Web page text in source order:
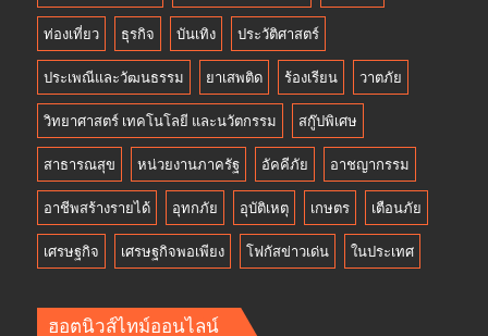
ท่องเที่ยว ธุรกิจ บันเทิง ประวัติศาสตร์
ประเพณีและวัฒนธรรม ยาเสพติด ร้องเรียน วาตภัย
วิทยาศาสตร์ เทคโนโลยี และนวัตกรรม สกู๊ปพิเศษ
สาธารณสุข หน่วยงานภาครัฐ อัคคีภัย อาชญากรรม
อาชีพสร้างรายได้ อุทกภัย อุบัติเหตุ เกษตร เตือนภัย
เศรษฐกิจ เศรษฐกิจพอเพียง โฟกัสข่าวเด่น ในประเทศ
ฮอตนิวส์ไทม์ออนไลน์